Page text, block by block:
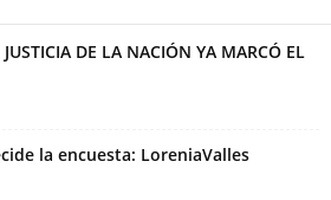
DE LA NACIÓN YA MARCÓ EL
la encuesta: LoreniaValles